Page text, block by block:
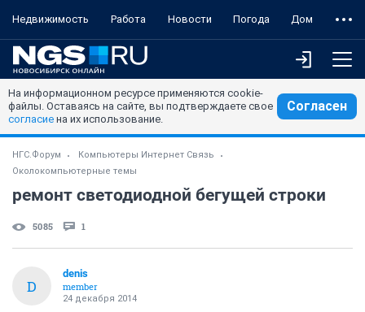
Недвижимость Работа Новости Погода Дом
На информационном ресурсе применяются cookie-
файлы. Оставаясь на сайте, вы подтверждаете свое
согласие на их использование.
Согласен
НГС.Форум
Компьютеры Интернет Связь
Околокомпьютерные темы
ремонт светодиодной бегущей строки
5085 1
D
denis
member
24 декабря 2014